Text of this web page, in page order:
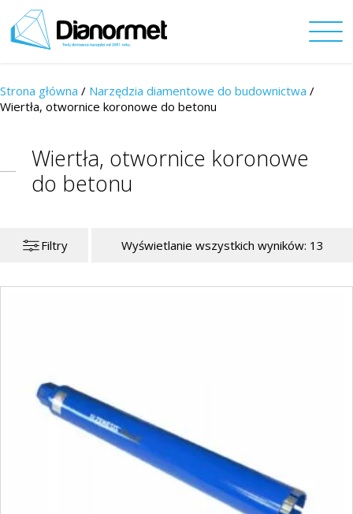
Strona główna / Narzędzia diamentowe do budownictwa /
Wiertła, otwornice koronowe do betonu
Wiertła, otwornice koronowe
do betonu
Filtry Wyświetlanie wszystkich wyników: 13